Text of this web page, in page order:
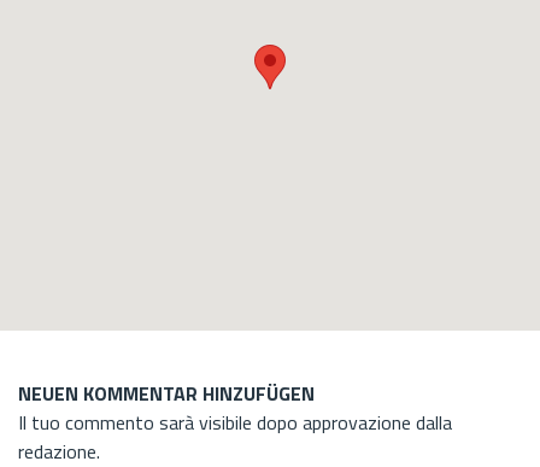
NEUEN KOMMENTAR HINZUFÜGEN
Il tuo commento sarà visibile dopo approvazione dalla
redazione.